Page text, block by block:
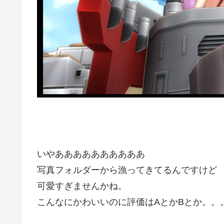
いやああああああああああ
写真フォルダーから漁ってきてるんですけど
可愛すぎませんかね。
こんなにかわいいのに評価はAとかBとか。。